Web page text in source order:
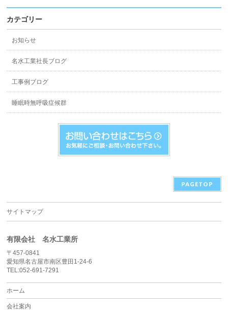
カテゴリー
お知らせ
名水工業社長ブログ
工事例ブログ
睡眠時無呼吸症候群
PAGETOP
サイトマップ
有限会社 名水工業所
〒457-0841
愛知県名古屋市南区豊田1-24-6
TEL:052-691-7291
ホーム
会社案内